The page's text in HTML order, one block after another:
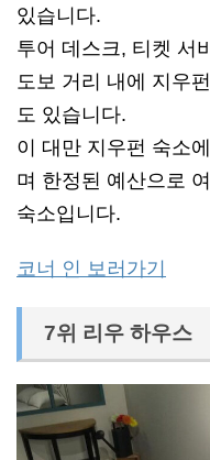
있습니다.
투어 데스크, 티켓 서
도보 거리 내에 지우
도 있습니다.
이 대만 지우펀 숙소
며 한정된 예산으로
숙소입니다.
코너 인 보러가기
7위 리우 하우스